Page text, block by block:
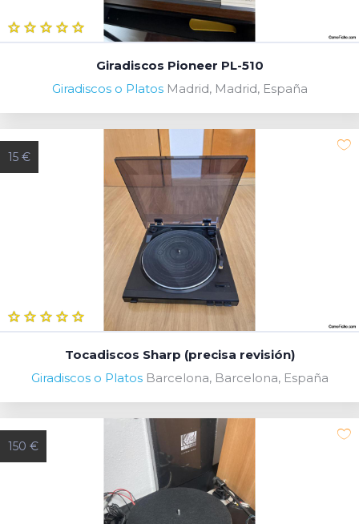
Giradiscos Pioneer PL-510
Giradiscos o Platos Madrid, Madrid, España
15 €
Tocadiscos Sharp (precisa revisión)
Giradiscos o Platos Barcelona, Barcelona, España
150 €